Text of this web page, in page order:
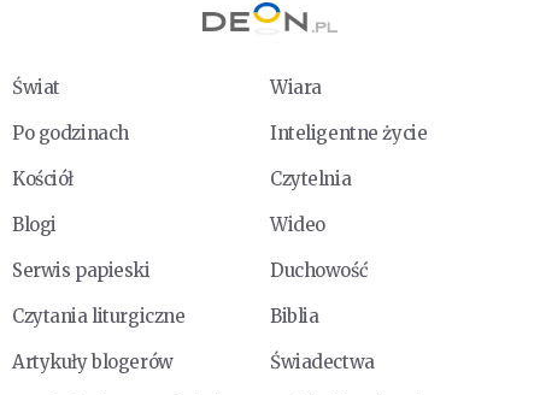
Świat
Wiara
Po godzinach
Inteligentne życie
Kościół
Czytelnia
Blogi
Wideo
Serwis papieski
Duchowość
Czytania liturgiczne
Biblia
Artykuły blogerów
Świadectwa